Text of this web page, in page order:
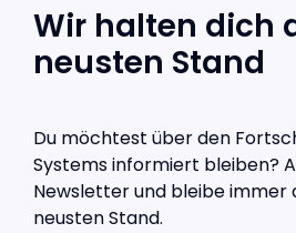
Wir halten dich
neusten Stand
Du möchtest über den
Systems informiert bleiben?
Newsletter und bleibe immer
neusten Stand.